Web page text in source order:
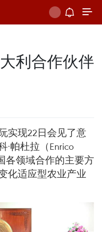
利合作伙伴
实现22日会见了意
·帕杜拉（Enrico
各领域合作的主要方
化适应型农业产业